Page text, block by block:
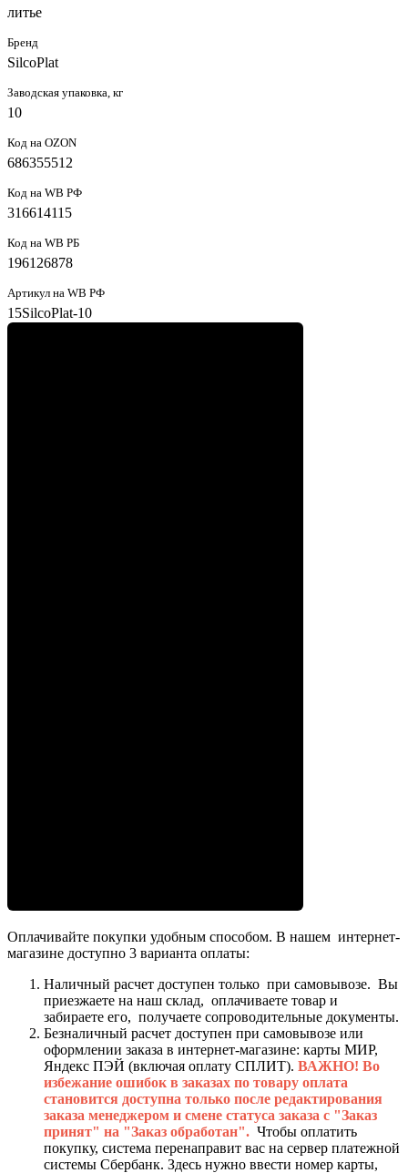
литье
Бренд
SilcoPlat
Заводская упаковка, кг
10
Код на OZON
686355512
Код на WB РФ
316614115
Код на WB РБ
196126878
Артикул на WB РФ
15SilcoPlat-10
Оплачивайте покупки удобным способом. В нашем интернет-
магазине доступно 3 варианта оплаты:
Наличный расчет доступен только при самовывозе. Вы
приезжаете на наш склад, оплачиваете товар и
забираете его, получаете сопроводительные документы.
Безналичный расчет доступен при самовывозе или
оформлении заказа в интернет-магазине: карты МИР,
Яндекс ПЭЙ (включая оплату СПЛИТ). ВАЖНО! Во
избежание ошибок в заказах по товару оплата
становится доступна только после редактирования
заказа менеджером и смене статуса заказа с "Заказ
принят" на "Заказ обработан". Чтобы оплатить
покупку, система перенаправит вас на сервер платежной
системы Сбербанк. Здесь нужно ввести номер карты,